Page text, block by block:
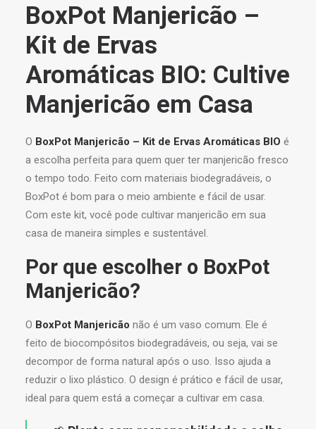
BoxPot Manjericão –
Kit de Ervas
Aromáticas BIO: Cultive
Manjericão em Casa
O BoxPot Manjericão – Kit de Ervas Aromáticas BIO é
a escolha perfeita para quem quer ter manjericão fresco
o tempo todo. Feito com materiais biodegradáveis, o
BoxPot é bom para o meio ambiente e fácil de usar.
Com este kit, você pode cultivar manjericão em sua
casa de maneira simples e sustentável.
Por que escolher o BoxPot
Manjericão?
O BoxPot Manjericão não é um vaso comum. Ele é
feito de biocompósitos biodegradáveis, ou seja, vai se
decompor de forma natural após o uso. Isso ajuda a
reduzir o lixo plástico. O design é prático e fácil de usar,
ideal para quem está a começar a cultivar em casa.